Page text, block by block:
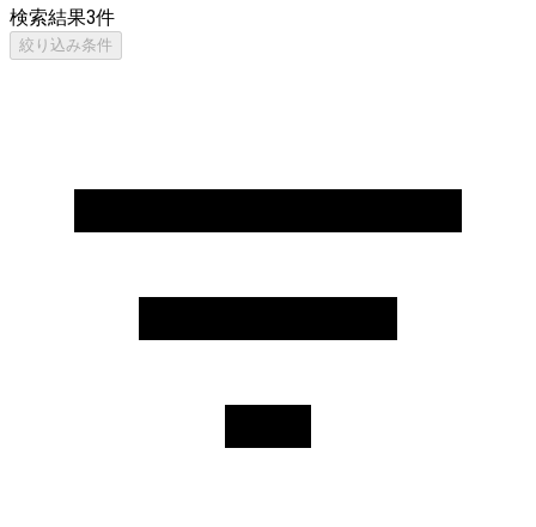
検索結果3件
絞り込み条件